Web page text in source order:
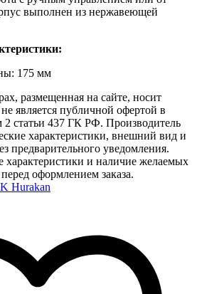
выполнен из нержавеющей
175 мм
размещенная на сайте, носит
является публичной офертой в
2 статьи 437 ГК РФ. Производитель
характеристики, внешний вид и
предварительного уведомления.
характеристики и наличие желаемых
оформлением заказа.
Hurakan